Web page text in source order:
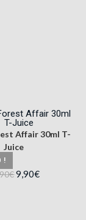
!
Affair 30ml T-
Juice
€9,90€